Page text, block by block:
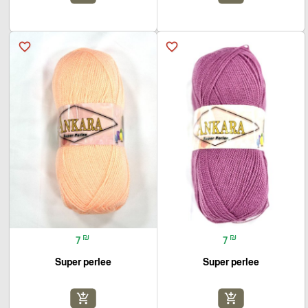
favorite_border
7 ₪
Super perlee
add_shopping_cart
favorite_border
7 ₪
Super perlee
add_shopping_cart